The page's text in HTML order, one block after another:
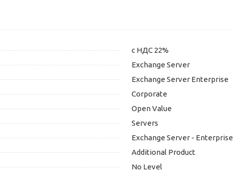
с НДС 22%
Exchange Server
Exchange Server Enterprise
Corporate
Open Value
Servers
Exchange Server - Enterprise
Additional Product
No Level